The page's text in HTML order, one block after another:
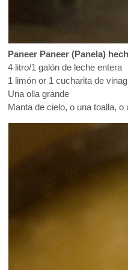
Paneer Paneer (Panela)
4 litro/1 galón de leche entera
1 limón or 1 cucharita de
Una olla grande
Manta de cielo, o una toalla,